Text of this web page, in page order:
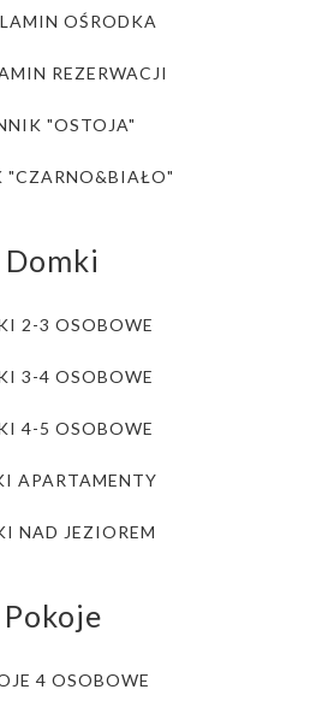
OŚRODKA
REZERWACJI
"OSTOJA"
"CZARNO&BIAŁO"
Domki
2-3 OSOBOWE
3-4 OSOBOWE
4-5 OSOBOWE
APARTAMENTY
NAD JEZIOREM
Pokoje
4 OSOBOWE